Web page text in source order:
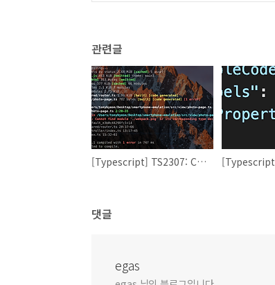
관련글
[Typescript] TS2307: Cannot find module '.png' or its corresponding type declarations.
댓글
egas